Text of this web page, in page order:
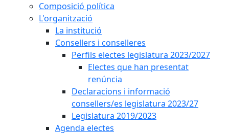
Composició política
L'organització
La institució
Consellers i conselleres
Perfils electes legislatura 2023/2027
Electes que han presentat
renúncia
Declaracions i informació
consellers/es legislatura 2023/27
Legislatura 2019/2023
Agenda electes